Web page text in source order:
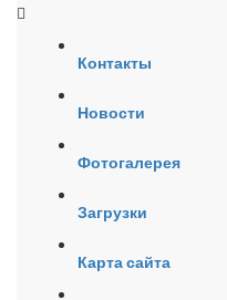
Контакты
Новости
Фотогалерея
Загрузки
Карта сайта